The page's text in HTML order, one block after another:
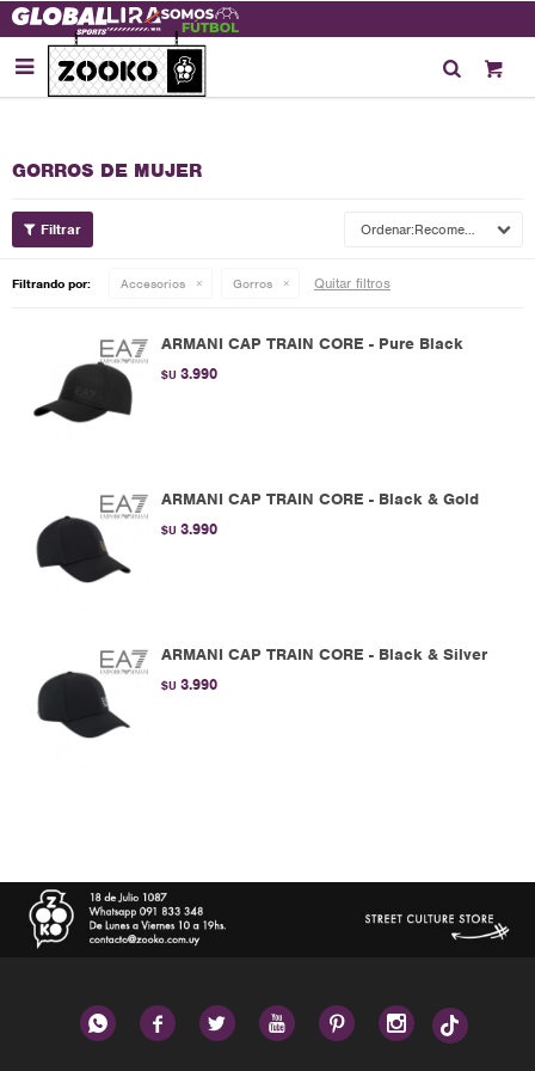

GORROS DE MUJER
Recomendados
Filtrando por: Accesorios Gorros Quitar filtros
ARMANI CAP TRAIN CORE - Pure Black
$U 3.990
ARMANI CAP TRAIN CORE - Black & Gold
$U 3.990
ARMANI CAP TRAIN CORE - Black & Silver
$U 3.990
     